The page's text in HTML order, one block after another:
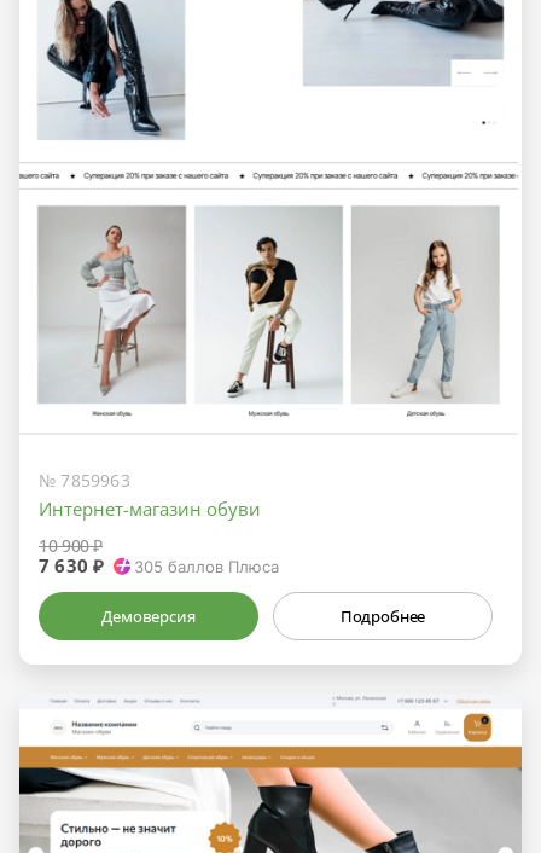
№ 7859963
Интернет-магазин обуви
10 900 ₽
7 630 ₽ 305 баллов Плюса
Демоверсия Подробнее